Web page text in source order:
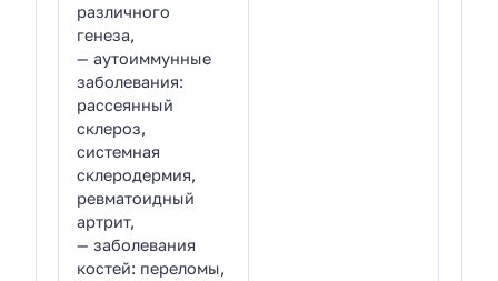
различного
генеза,
— аутоиммунные
заболевания:
рассеянный
склероз,
системная
склеродермия,
ревматоидный
артрит,
— заболевания
костей: переломы,